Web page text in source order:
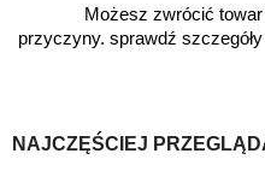
Możesz zwrócić
przyczyny. sprawdź szczegóły
NAJCZĘŚCIEJ